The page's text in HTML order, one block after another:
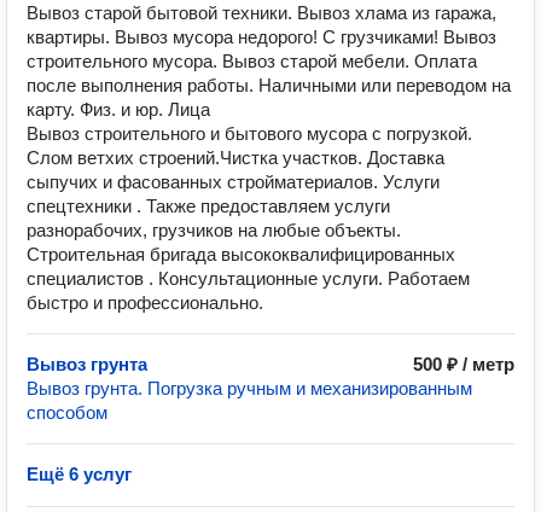
Вывоз старой бытовой техники. Вывоз хлама из гаража,
квартиры. Вывoз муcорa недорого! C грузчиками! Bывоз
cтроитeльнoгo муcopa. Вывоз стaрой мебели. Оплата
после выполнения работы. Наличными или переводом на
карту. Физ. и юр. Лица
Вывоз строительного и бытового мусора с погрузкой.
Слом ветхих строений.Чистка участков. Доставка
сыпучих и фасованных стройматериалов. Услуги
спецтехники . Также предоставляем услуги
разнорабочих, грузчиков на любые объекты.
Строительная бригада высококвалифицированных
специалистов . Консультационные услуги. Работаем
быстро и профессионально.
Вывоз грунта
500 ₽ / метр
Вывоз грунта. Погрузка ручным и механизированным
способом
Ещё 6 услуг